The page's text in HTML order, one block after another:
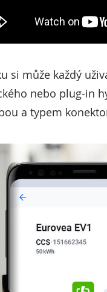
si může každý
nebo plug-in
a typem